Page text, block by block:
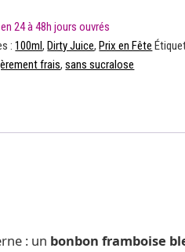
:100ml,Dirty Juice,Prix en Fête
frais,sans sucralose
: un bonbon framboise